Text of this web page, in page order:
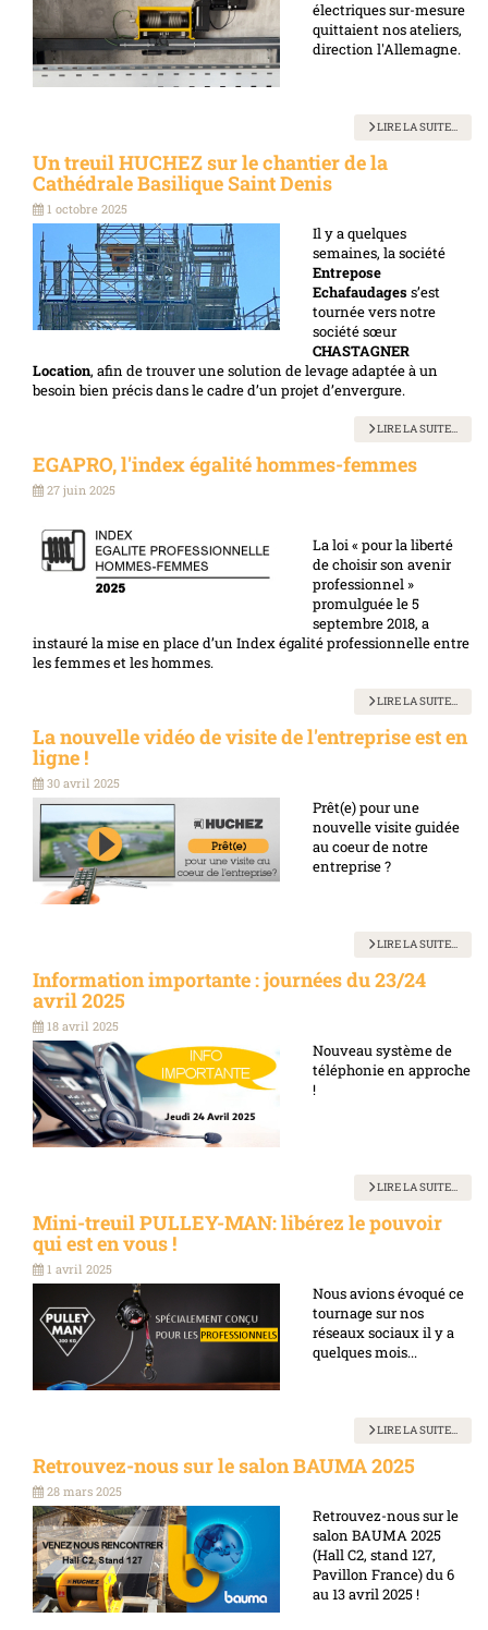
électriques sur-mesure
quittaient nos ateliers,
direction l'Allemagne.
LIRE LA SUITE...
Un treuil HUCHEZ sur le chantier de la
Cathédrale Basilique Saint Denis
1 octobre 2025
Il y a quelques
semaines, la société
Entrepose
Echafaudages s’est
tournée vers notre
société sœur
CHASTAGNER
Location, afin de trouver une solution de levage adaptée à un
besoin bien précis dans le cadre d’un projet d’envergure.
LIRE LA SUITE...
EGAPRO, l'index égalité hommes-femmes
27 juin 2025
La loi « pour la liberté
de choisir son avenir
professionnel »
promulguée le 5
septembre 2018, a
instauré la mise en place d’un Index égalité professionnelle entre
les femmes et les hommes.
LIRE LA SUITE...
La nouvelle vidéo de visite de l'entreprise est en
ligne !
30 avril 2025
Prêt(e) pour une
nouvelle visite guidée
au coeur de notre
entreprise ?
LIRE LA SUITE...
Information importante : journées du 23/24
avril 2025
18 avril 2025
Nouveau système de
téléphonie en approche
!
LIRE LA SUITE...
Mini-treuil PULLEY-MAN: libérez le pouvoir
qui est en vous !
1 avril 2025
Nous avions évoqué ce
tournage sur nos
réseaux sociaux il y a
quelques mois...
LIRE LA SUITE...
Retrouvez-nous sur le salon BAUMA 2025
28 mars 2025
Retrouvez-nous sur le
salon BAUMA 2025
(Hall C2, stand 127,
Pavillon France) du 6
au 13 avril 2025 !